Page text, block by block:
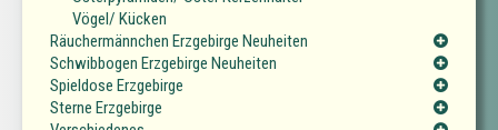
Vögel/ Kücken
Räuchermännchen Erzgebirge Neuheiten
Schwibbogen Erzgebirge Neuheiten
Spieldose Erzgebirge
Sterne Erzgebirge